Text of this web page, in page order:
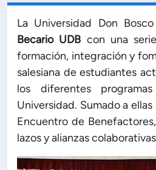
Capacitación Institucional
Estructura organizativa
Rector
Publicaciones
La Universidad Don
Becario UDB con una
formación, integración y
salesiana de estudiantes
los diferentes
Universidad. Sumado a
Encuentro de
lazos y alianzas